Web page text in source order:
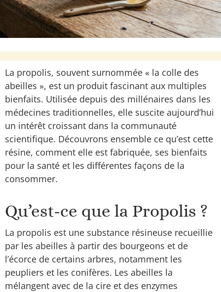
La propolis, souvent surnommée « la colle des
abeilles », est un produit fascinant aux multiples
bienfaits. Utilisée depuis des millénaires dans les
médecines traditionnelles, elle suscite aujourd’hui
un intérêt croissant dans la communauté
scientifique. Découvrons ensemble ce qu’est cette
résine, comment elle est fabriquée, ses bienfaits
pour la santé et les différentes façons de la
consommer.
Qu’est-ce que la Propolis ?
La propolis est une substance résineuse recueillie
par les abeilles à partir des bourgeons et de
l’écorce de certains arbres, notamment les
peupliers et les conifères. Les abeilles la
mélangent avec de la cire et des enzymes